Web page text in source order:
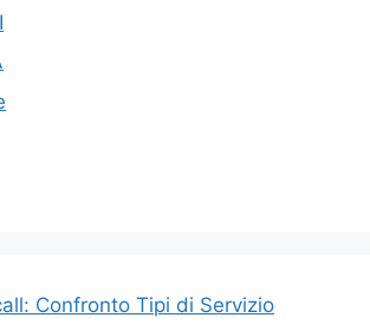
Confronto Tipi di Servizio